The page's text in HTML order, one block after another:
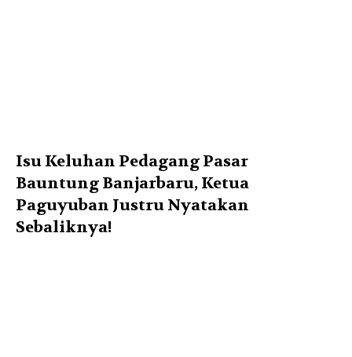
Isu Keluhan Pedagang Pasar
Bauntung Banjarbaru, Ketua
Paguyuban Justru Nyatakan
Sebaliknya!